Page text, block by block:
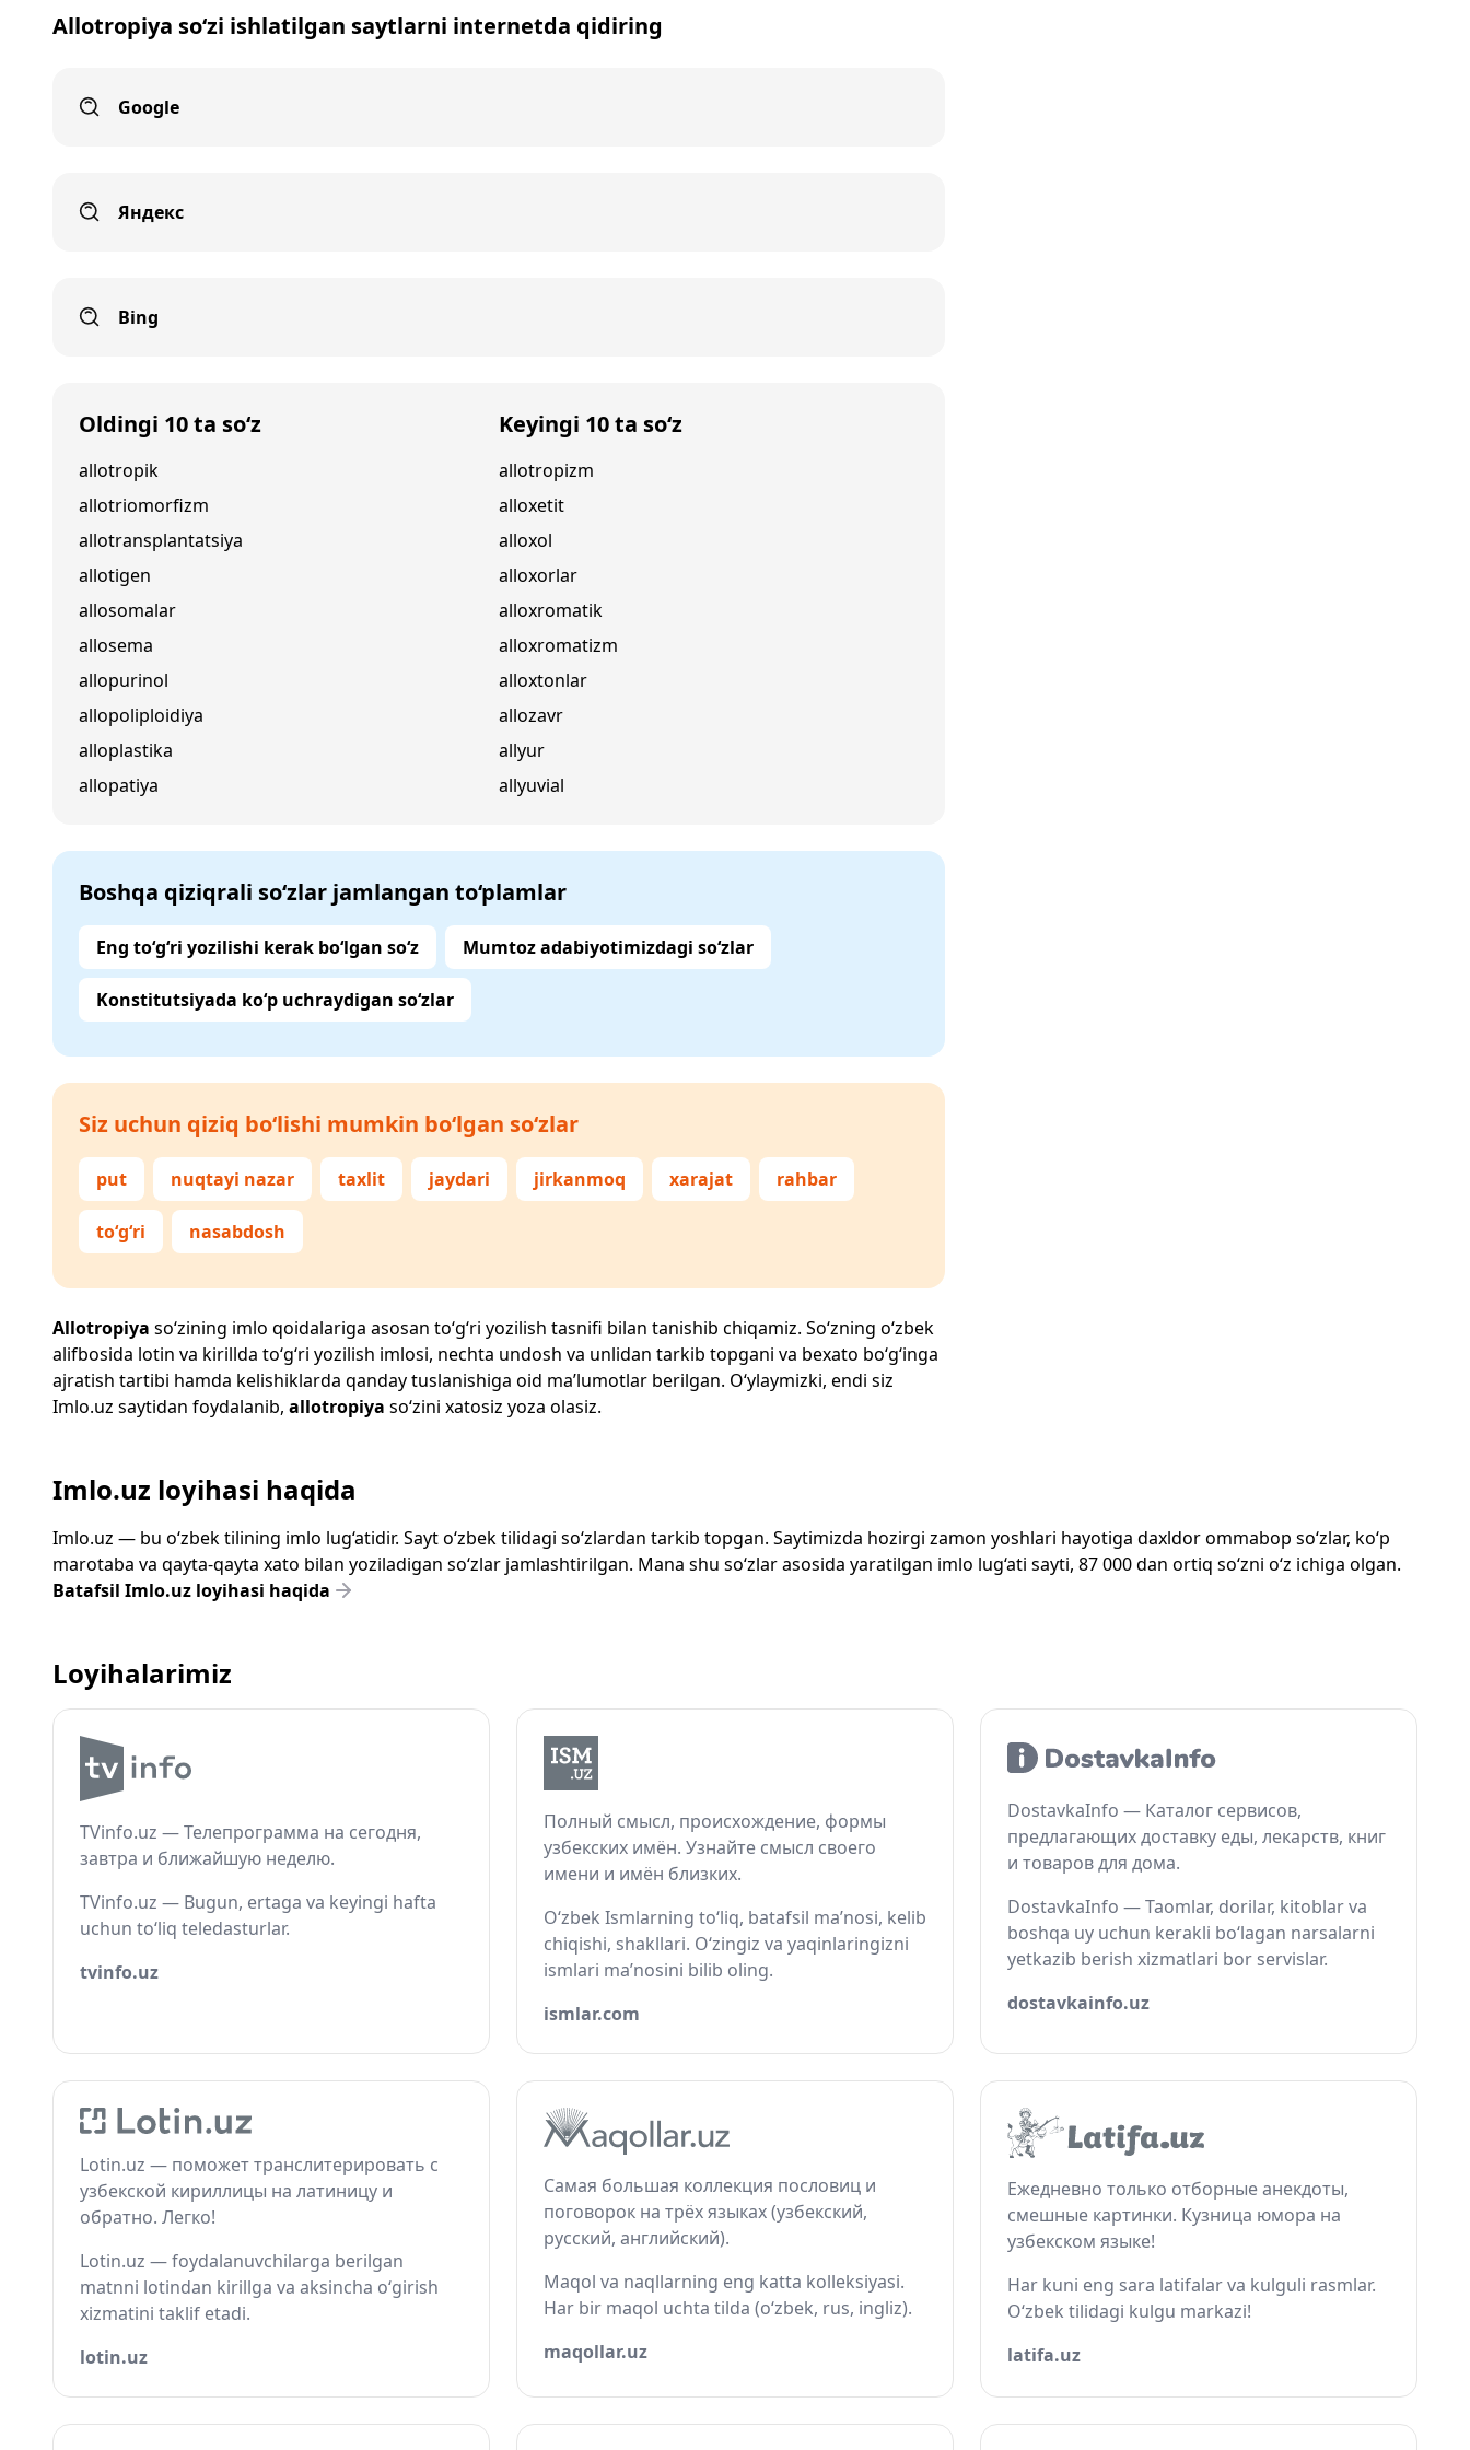
Allotropiya so‘zi ishlatilgan saytlarni internetda qidiring
Google
Яндекс
Bing
Oldingi 10 ta so‘z
allotropik
allotriomorfizm
allotransplantatsiya
allotigen
allosomalar
allosema
allopurinol
allopoliploidiya
alloplastika
allopatiya
Keyingi 10 ta so‘z
allotropizm
alloxetit
alloxol
alloxorlar
alloxromatik
alloxromatizm
alloxtonlar
allozavr
allyur
allyuvial
Boshqa qiziqrali so‘zlar jamlangan to‘plamlar
Eng to‘g‘ri yozilishi kerak bo‘lgan so‘z Mumtoz adabiyotimizdagi so‘zlar
Konstitutsiyada ko‘p uchraydigan so‘zlar
Siz uchun qiziq bo‘lishi mumkin bo‘lgan so‘zlar
put nuqtayi nazar taxlit jaydari jirkanmoq xarajat rahbar
to‘g‘ri nasabdosh
Allotropiya so‘zining imlo qoidalariga asosan to‘g‘ri yozilish tasnifi bilan tanishib chiqamiz. So‘zning o‘zbek
alifbosida lotin va kirillda to‘g‘ri yozilish imlosi, nechta undosh va unlidan tarkib topgani va bexato bo‘g‘inga
ajratish tartibi hamda kelishiklarda qanday tuslanishiga oid ma’lumotlar berilgan. O‘ylaymizki, endi siz
Imlo.uz saytidan foydalanib, allotropiya so‘zini xatosiz yoza olasiz.
Imlo.uz loyihasi haqida
Imlo.uz — bu o‘zbek tilining imlo lug‘atidir. Sayt o‘zbek tilidagi so‘zlardan tarkib topgan. Saytimizda hozirgi zamon yoshlari hayotiga daxldor ommabop so‘zlar, ko‘p
marotaba va qayta-qayta xato bilan yoziladigan so‘zlar jamlashtirilgan. Mana shu so‘zlar asosida yaratilgan imlo lug‘ati sayti, 87 000 dan ortiq so‘zni o‘z ichiga olgan.
Batafsil Imlo.uz loyihasi haqida
Loyihalarimiz
TVinfo.uz — Телепрограмма на сегодня,
завтра и ближайшую неделю.
TVinfo.uz — Bugun, ertaga va keyingi hafta
uchun to‘liq teledasturlar.
tvinfo.uz
Полный смысл, происхождение, формы
узбекских имён. Узнайте смысл своего
имени и имён близких.
O‘zbek Ismlarning to‘liq, batafsil ma’nosi, kelib
chiqishi, shakllari. O‘zingiz va yaqinlaringizni
ismlari ma’nosini bilib oling.
ismlar.com
DostavkaInfo — Каталог сервисов,
предлагающих доставку еды, лекарств, книг
и товаров для дома.
DostavkaInfo — Taomlar, dorilar, kitoblar va
boshqa uy uchun kerakli bo‘lagan narsalarni
yetkazib berish xizmatlari bor servislar.
dostavkainfo.uz
Lotin.uz — поможет транслитерировать с
узбекской кириллицы на латиницу и
обратно. Легко!
Lotin.uz — foydalanuvchilarga berilgan
matnni lotindan kirillga va aksincha o‘girish
xizmatini taklif etadi.
lotin.uz
Самая большая коллекция пословиц и
поговорок на трёх языках (узбекский,
русский, английский).
Maqol va naqllarning eng katta kolleksiyasi.
Har bir maqol uchta tilda (o‘zbek, rus, ingliz).
maqollar.uz
Ежедневно только отборные анекдоты,
смешные картинки. Кузница юмора на
узбекском языке!
Har kuni eng sara latifalar va kulguli rasmlar.
O‘zbek tilidagi kulgu markazi!
latifa.uz